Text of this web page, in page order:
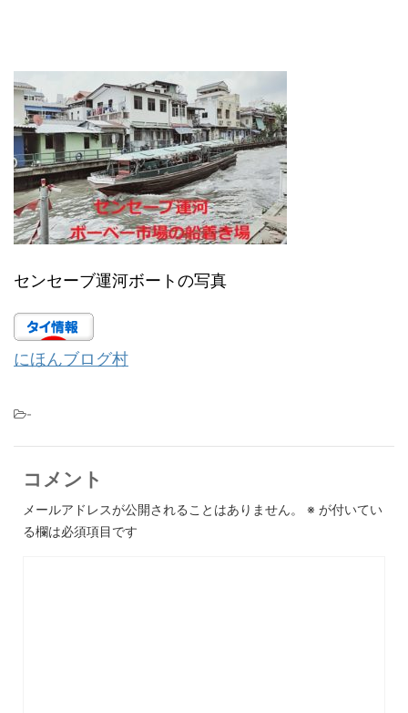
センセーブ運河ボートの写真
にほんブログ村
-
コメント
メールアドレスが公開されることはありません。 ※ が付いてい
る欄は必須項目です